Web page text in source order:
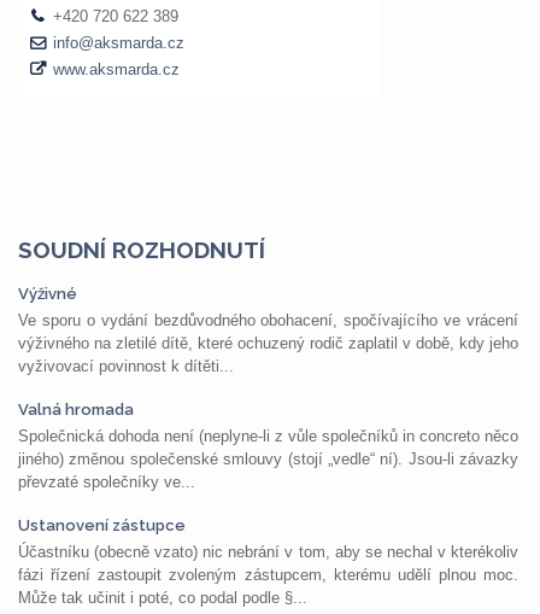
SOUDNÍ ROZHODNUTÍ
Výživné
Ve sporu o vydání bezdůvodného obohacení, spočívajícího ve vrácení
výživného na zletilé dítě, které ochuzený rodič zaplatil v době, kdy jeho
vyživovací povinnost k dítěti...
Valná hromada
Společnická dohoda není (neplyne-li z vůle společníků in concreto něco
jiného) změnou společenské smlouvy (stojí „vedle“ ní). Jsou-li závazky
převzaté společníky ve...
Ustanovení zástupce
Účastníku (obecně vzato) nic nebrání v tom, aby se nechal v kterékoliv
fázi řízení zastoupit zvoleným zástupcem, kterému udělí plnou moc.
Může tak učinit i poté, co podal podle §...